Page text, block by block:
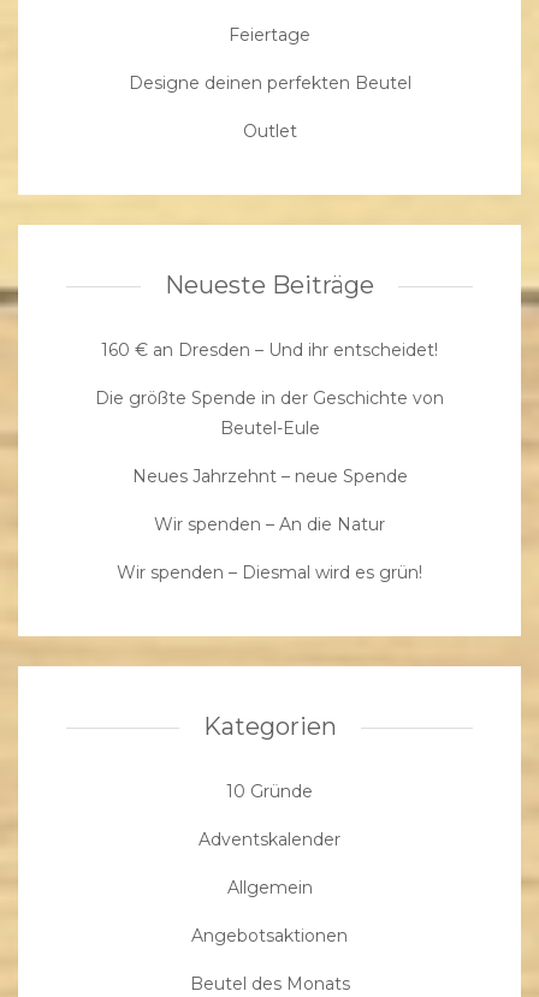
Feiertage
Designe deinen perfekten Beutel
Outlet
Neueste Beiträge
160 € an Dresden – Und ihr entscheidet!
Die größte Spende in der Geschichte von
Beutel-Eule
Neues Jahrzehnt – neue Spende
Wir spenden – An die Natur
Wir spenden – Diesmal wird es grün!
Kategorien
10 Gründe
Adventskalender
Allgemein
Angebotsaktionen
Beutel des Monats